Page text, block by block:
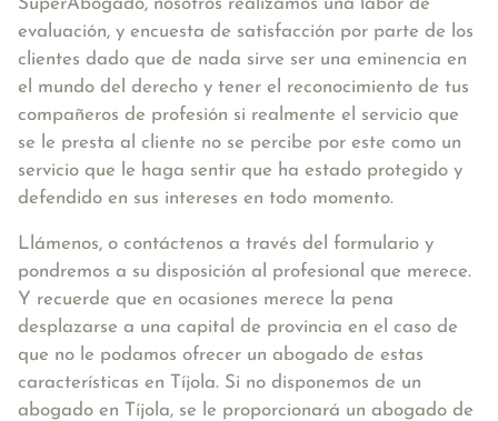
SuperAbogado, nosotros realizamos una labor de
evaluación, y encuesta de satisfacción por parte de los
clientes dado que de nada sirve ser una eminencia en
el mundo del derecho y tener el reconocimiento de tus
compañeros de profesión si realmente el servicio que
se le presta al cliente no se percibe por este como un
servicio que le haga sentir que ha estado protegido y
defendido en sus intereses en todo momento.
Llámenos, o contáctenos a través del formulario y
pondremos a su disposición al profesional que merece.
Y recuerde que en ocasiones merece la pena
desplazarse a una capital de provincia en el caso de
que no le podamos ofrecer un abogado de estas
características en Tíjola. Si no disponemos de un
abogado en Tíjola, se le proporcionará un abogado de